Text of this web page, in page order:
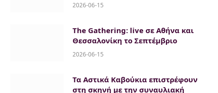
2026-06-15
The Gathering: live σε Αθήνα και
Θεσσαλονίκη το Σεπτέμβριο
2026-06-15
Τα Αστικά Καβούκια επιστρέφουν
στη σκηνή με την συναυλιακή